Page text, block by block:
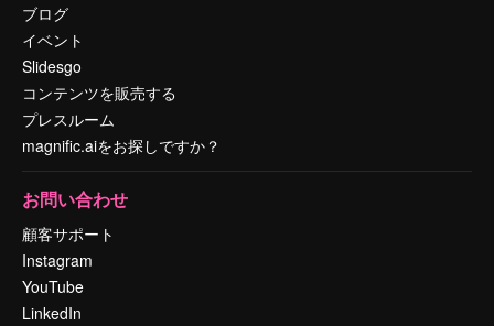
ブログ
イベント
Slidesgo
コンテンツを販売する
プレスルーム
magnific.aiをお探しですか？
お問い合わせ
顧客サポート
Instagram
YouTube
LinkedIn